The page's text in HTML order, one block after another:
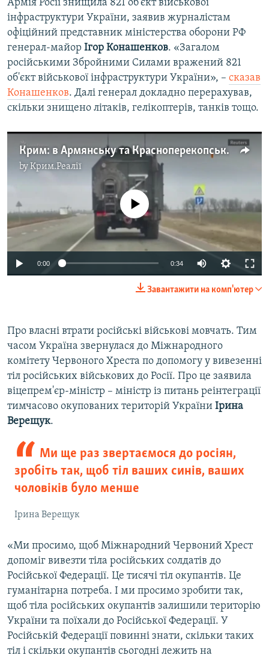
Армія Росії знищила 821 об'єкт військової
інфраструктури України, заявив журналістам
офіційний представник міністерства оборони РФ
генерал-майор Ігор Конашенков. «Загалом
російськими Збройними Силами вражений 821
об'єкт військової інфраструктури України», – сказав
Конашенков. Далі генерал докладно перерахував,
скільки знищено літаків, гелікоптерів, танків тощо.
Крим: в Армянську та Красноперекопську зафіксували російські військові вантажівки з позначкою «Z» (відео)
byКрим.Реалії
720p 1080p
No media source currently available
0:00 0:34
720p
1080p
Завантажити на комп'ютер
Про власні втрати російські військові мовчать. Тим
часом Україна звернулася до Міжнародного
комітету Червоного Хреста по допомогу у вивезенні
тіл російських військових до Росії. Про це заявила
віцепрем'єр-міністр – міністр із питань реінтеграції
тимчасово окупованих територій України Ірина
Верещук.
Ми ще раз звертаємося до росіян,
зробіть так, щоб тіл ваших синів, ваших
чоловіків було менше
Ірина Верещук
«Ми просимо, щоб Міжнародний Червоний Хрест
допоміг вивезти тіла російських солдатів до
Російської Федерації. Це тисячі тіл окупантів. Це
гуманітарна потреба. І ми просимо зробити так,
щоб тіла російських окупантів залишили територію
України та поїхали до Російської Федерації. У
Російській Федерації повинні знати, скільки таких
тіл і скільки окупантів сьогодні лежить на